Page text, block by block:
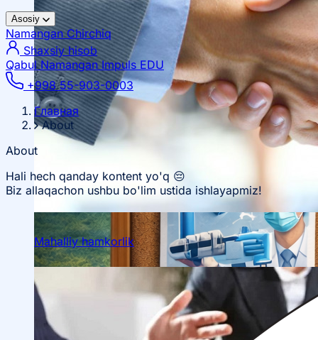
Mahalliy hamkorlik
Asosiy
NamanganChirchiq
Shaxsiy hisob
Qabul Namangan Impuls EDU
+998 55-903-0003
Главная
About
About
Hali hech qanday kontent yo'q 😔
Biz allaqachon ushbu bo'lim ustida ishlayapmiz!